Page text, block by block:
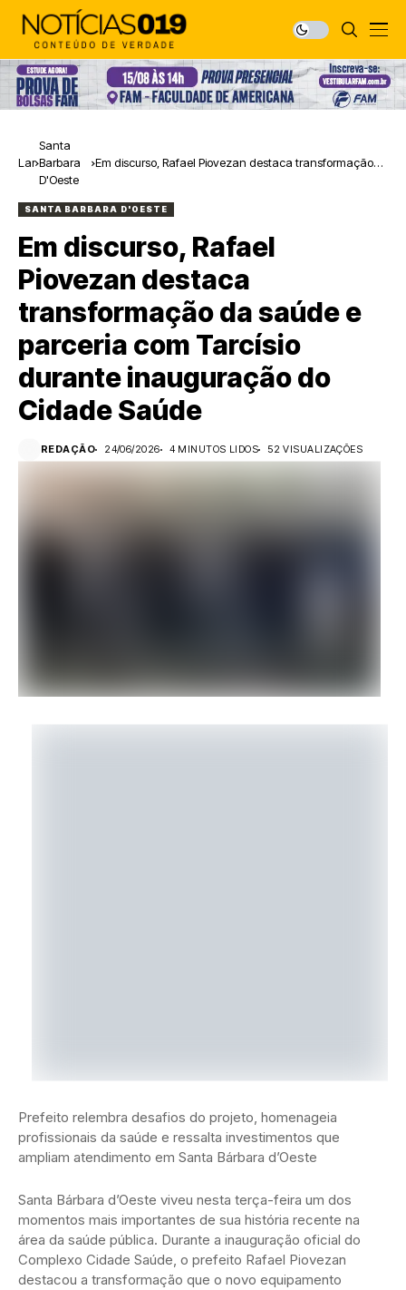
Lar
Santa
Barbara
D'Oeste
Em discurso, Rafael Piovezan destaca transformação
SANTA BARBARA D'OESTE
Em discurso, Rafael
Piovezan destaca
transformação da saúde e
parceria com Tarcísio
durante inauguração do
Cidade Saúde
REDAÇÃO 24/06/2026 4 MINUTOS LIDOS 52 VISUALIZAÇÕES
Prefeito relembra desafios do projeto, homenageia
profissionais da saúde e ressalta investimentos que
ampliam atendimento em Santa Bárbara d’Oeste
Santa Bárbara d’Oeste viveu nesta terça-feira um dos
momentos mais importantes de sua história recente na
área da saúde pública. Durante a inauguração oficial do
Complexo Cidade Saúde, o prefeito Rafael Piovezan
destacou a transformação que o novo equipamento